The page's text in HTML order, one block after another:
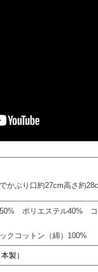
かぶり口約27cm高さ約
ポリエステル40% コ
クコットン（綿）100%
製）